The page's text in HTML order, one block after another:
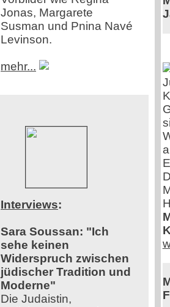
Jonas, Margarete
Susman und Pnina Navé
Levinson.
mehr...
Interviews:
Sara Soussan: "Ich
sehe keinen
Widerspruch zwischen
jüdischer Tradition und
Moderne"
Die Judaistin,